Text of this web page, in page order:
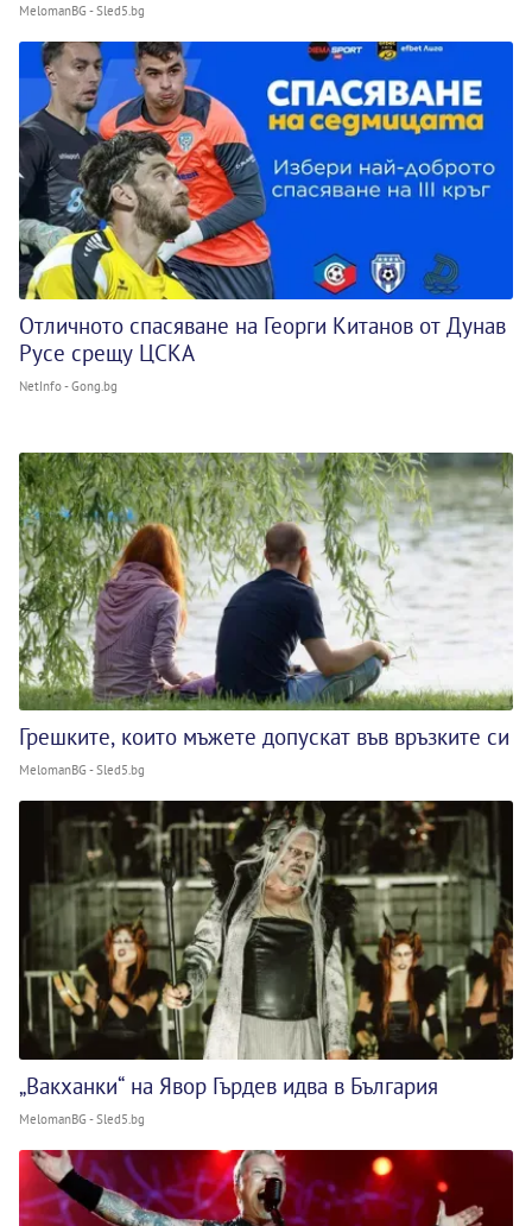
MelomanBG - Sled5.bg
Отличното спасяване на Георги Китанов от Дунав
Русе срещу ЦСКА
NetInfo - Gong.bg
Грешките, които мъжете допускат във връзките си
MelomanBG - Sled5.bg
„Вакханки“ на Явор Гърдев идва в България
MelomanBG - Sled5.bg